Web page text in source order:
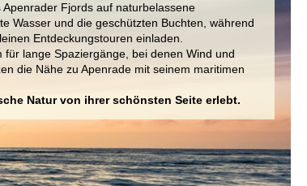
Fjords auf naturbelassene
Wasser und die geschützten Buchten, während
Entdeckungstouren einladen.
lange Spaziergänge, bei denen Wind und
die Nähe zu Apenrade mit seinem maritimen
Natur von ihrer schönsten Seite erlebt.